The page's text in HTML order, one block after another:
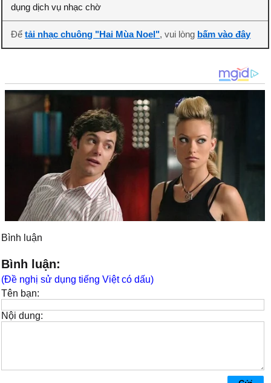
dụng dịch vụ nhạc chờ
Đểtải nhạc chuông "Hai Mùa Noel", vui lòng bấm vào đây
Bình luận
Bình luận:
(Đề nghị sử dụng tiếng Việt có dấu)
Tên bạn:
Nội dung: